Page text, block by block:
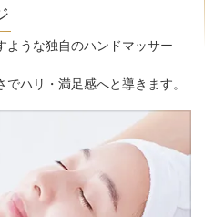
ような独自のハンドマッサー
ハリ・満足感へと導きます。